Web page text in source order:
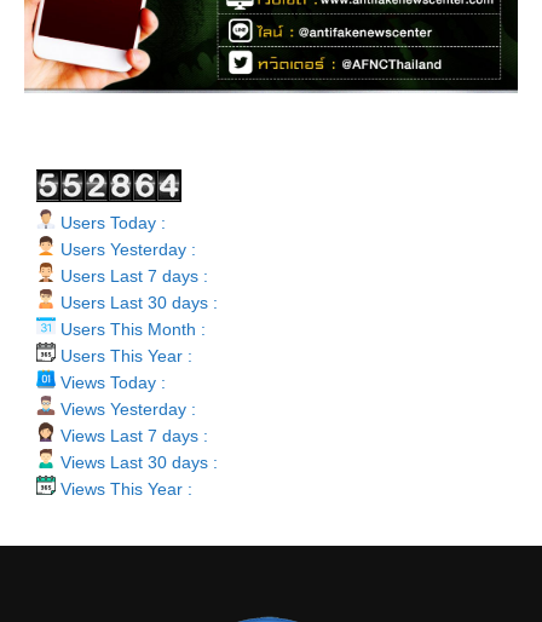
Users Today :
Users Yesterday :
Users Last 7 days :
Users Last 30 days :
Users This Month :
Users This Year :
Views Today :
Views Yesterday :
Views Last 7 days :
Views Last 30 days :
Views This Year :